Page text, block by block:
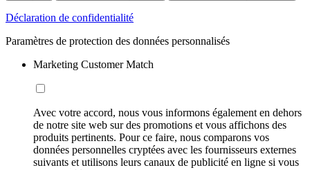
Déclaration de confidentialité
Paramètres de protection des données personnalisés
Marketing Customer Match
Avec votre accord, nous vous informons également en dehors
de notre site web sur des promotions et vous affichons des
produits pertinents. Pour ce faire, nous comparons vos
données personnelles cryptées avec les fournisseurs externes
suivants et utilisons leurs canaux de publicité en ligne si vous